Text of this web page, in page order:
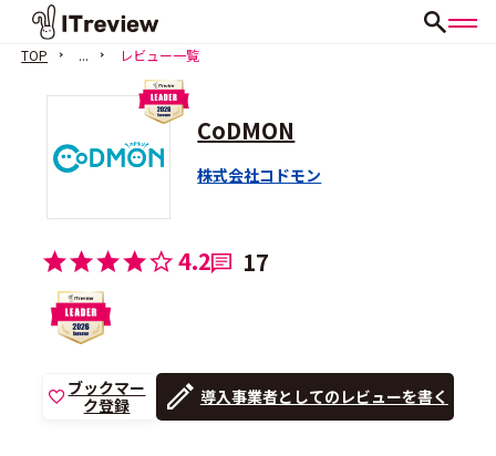
TOP ... レビュー一覧
CoDMON
株式会社コドモン
4.2 17
ブックマー
ク登録
導入事業者としてのレビューを書く